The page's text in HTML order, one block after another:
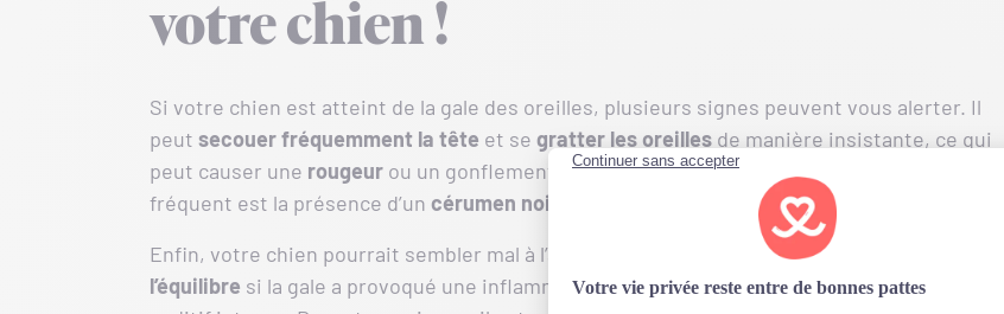
votre chien !
Si votre chien est atteint de la gale des oreilles, plusieurs signes peuvent vous alerter. Il
peut secouer fréquemment la tête et se gratter les oreilles de manière insistante, ce qui
peut causer une rougeur ou un gonflement du conduit auditif. Un autre symptôme
fréquent est la présence d’un cérumen noirâtre et malodorant
dans l’oreille.
Enfin, votre chien pourrait sembler mal à l’aise ou même présenter destroubles de
l’équilibre si la gale a provoqué une inflammation importante propagée à son système